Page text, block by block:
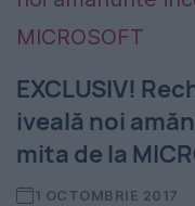
EXCLUSIV!
iveală noi
mita de la
1 OCTOMBRIE 2017